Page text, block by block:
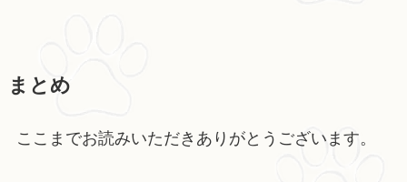
まとめ
ここまでお読みいただきありがとうございます。